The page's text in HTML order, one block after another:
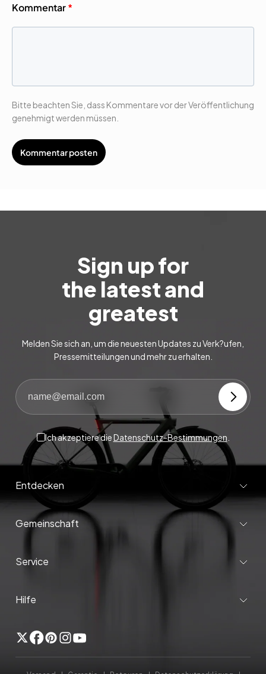
Kommentar*
Bitte beachten Sie, dass Kommentare vor der Veröffentlichung
genehmigt werden müssen.
Sign up for
the latest and
greatest
Melden Sie sich an, um die neuesten Updates zu Verk?ufen,
Pressemitteilungen und mehr zu erhalten.
Ich akzeptiere dieDatenschutz-Bestimmungen
Entdecken
Gemeinschaft
Service
Hilfe
TwitterFacebook
Pinterest
Instagram
Youtube